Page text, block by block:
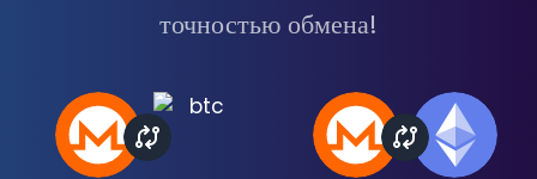
точностью обмена!